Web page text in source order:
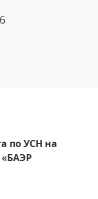
по УСН на